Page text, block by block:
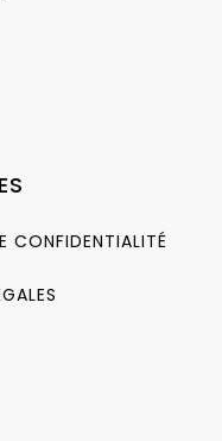
CONFIDENTIALITÉ